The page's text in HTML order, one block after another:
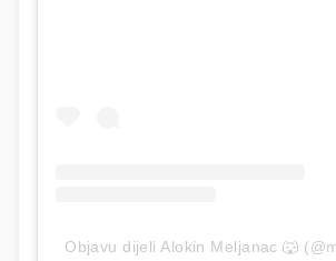
Objavu dijeli Alokin Meljanac 🐺